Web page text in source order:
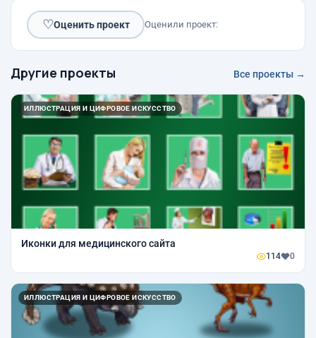
♡Оценить проект Оценили проект:
Другие проекты Все проекты →
ИЛЛЮСТРАЦИЯ И ЦИФРОВОЕ ИСКУССТВО
Иконки для медицинского сайта
114 0
ИЛЛЮСТРАЦИЯ И ЦИФРОВОЕ ИСКУССТВО